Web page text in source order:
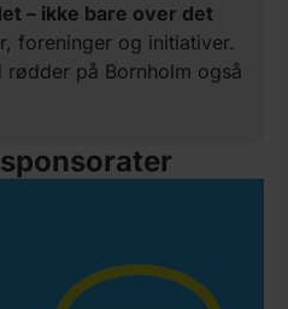
– ikke bare over det
foreninger og initiativer.
på Bornholm også